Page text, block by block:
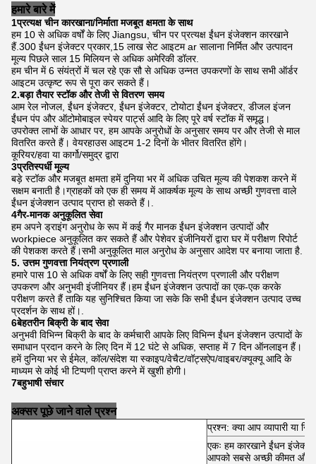
हमारे बारे में
1प्रत्यक्ष चीन कारखाना/निर्माता मजबूत क्षमता के साथ
हम 10 से अधिक वर्षों के लिए Jiangsu, चीन पर प्रत्यक्ष ईंधन इंजेक्शन कारखाने
हैं.300 ईंधन इंजेक्टर प्रकार,15 लाख सेट आइटम ar सालाना निर्मित और उत्पादन
मूल्य पिछले साल 15 मिलियन से अधिक अमेरिकी डॉलर.
हम चीन में 6 संयंत्रों में चल रहे एक सौ से अधिक उन्नत उपकरणों के साथ सभी ऑर्डर
आइटम उत्कृष्ट रूप से पूरा कर सकते हैं।
2.बड़ा तैयार स्टॉक और तेजी से वितरण समय
आम रेल नोजल, ईंधन इंजेक्टर, ईंधन इंजेक्टर, टोयोटा ईंधन इंजेक्टर, डीजल इंजन
ईंधन पंप और ऑटोमोबाइल स्पेयर पार्ट्स आदि के लिए पूरे वर्ष स्टॉक में समृद्ध।
उपरोक्त लाभों के आधार पर, हम आपके अनुरोधों के अनुसार समय पर और तेजी से माल
वितरित करते हैं। वेयरहाउस आइटम 1-2 दिनों के भीतर वितरित होंगे।
कूरियर/हवा या कार्गो/समुद्र द्वारा
3प्रतिस्पर्धी मूल्य
बड़े स्टॉक और मजबूत क्षमता हमें दुनिया भर में अधिक उचित मूल्य की पेशकश करने में
सक्षम बनाती है।ग्राहकों को एक ही समय में आकर्षक मूल्य के साथ अच्छी गुणवत्ता वाले
ईंधन इंजेक्शन उत्पाद प्राप्त हो सकते हैं।.
4गैर-मानक अनुकूलित सेवा
हम अपने ड्राइंग अनुरोध के रूप में कई गैर मानक ईंधन इंजेक्शन उत्पादों और
workpiece अनुकूलित कर सकते हैं और पेशेवर इंजीनियरों द्वारा घर में परीक्षण रिपोर्ट
की पेशकश करते हैं।सभी अनुकूलित माल अनुरोध के अनुसार आदेश पर बनाया जाता है.
5. उत्तम गुणवत्ता नियंत्रण प्रणाली
हमारे पास 10 से अधिक वर्षों के लिए सही गुणवत्ता नियंत्रण प्रणाली और परीक्षण
उपकरण और अनुभवी इंजीनियर हैं।हम ईंधन इंजेक्शन उत्पादों का एक-एक करके
परीक्षण करते हैं ताकि यह सुनिश्चित किया जा सके कि सभी ईंधन इंजेक्शन उत्पाद उच्च
प्रदर्शन के साथ हों।.
6बेहतरीन बिक्री के बाद सेवा
अनुभवी विभिन्न बिक्री के बाद के कर्मचारी आपके लिए विभिन्न ईंधन इंजेक्शन उत्पादों के
समाधान प्रदान करने के लिए दिन में 12 घंटे से अधिक, सप्ताह में 7 दिन ऑनलाइन हैं।
हमें दुनिया भर से ईमेल, कॉल/संदेश या स्काइप/वेचैट/वॉट्सऐप/वाइबर/क्यूक्यू आदि के
माध्यम से कोई भी टिप्पणी प्राप्त करने में खुशी होगी।
7बहुभाषी संचार
अक्सर पूछे जाने वाले प्रश्न
प्रश्न: क्या आप व्यापारी या
एकः हम कारखाने ईंधन इंजेक्शन
आपको सबसे अच्छी कीमत और